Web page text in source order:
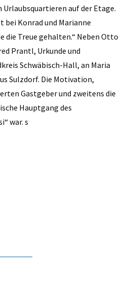
auf der Etage.
bei Konrad und Marianne
die Treue gehalten.“ Neben Otto
Prantl, Urkunde und
Schwäbisch-Hall, an Maria
Sulzdorf. Die Motivation,
Gastgeber und zweitens die
Hauptgang des
war. s